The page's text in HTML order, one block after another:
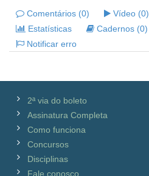
Comentários (0) Vídeo (0)
Estatísticas
Cadernos (0)
Notificar erro
2ª via do boleto
Assinatura Completa
Como funciona
Concursos
Disciplinas
Fale conosco